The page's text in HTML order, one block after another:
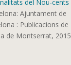
del Nou-cents
Ajuntament de
: Publicacions de
de Montserrat, 2015